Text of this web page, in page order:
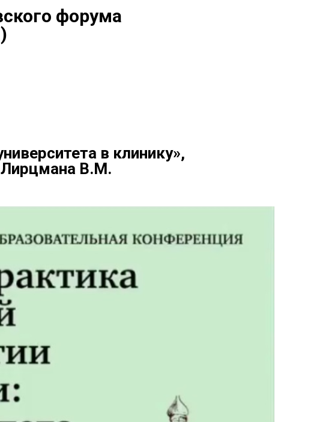
форума
в клинику»,
Лирцмана В.М.